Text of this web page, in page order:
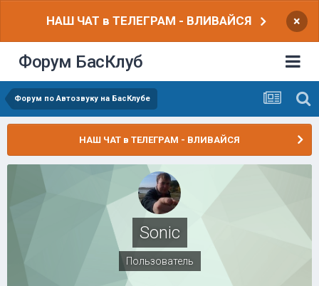
НАШ ЧАТ в ТЕЛЕГРАМ - ВЛИВАЙСЯ ×
Форум БасКлуб
Форум по Автозвуку на БасКлубе
НАШ ЧАТ в ТЕЛЕГРАМ - ВЛИВАЙСЯ
Sonic
Пользователь